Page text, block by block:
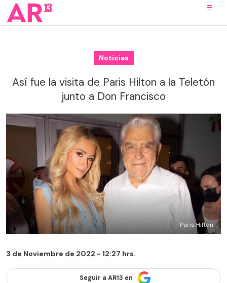
Noticias
Así fue la visita de Paris Hilton a la Teletón
junto a Don Francisco
Paris Hilton
3 de Noviembre de 2022 - 12:27 hrs.
Seguir a AR13 en